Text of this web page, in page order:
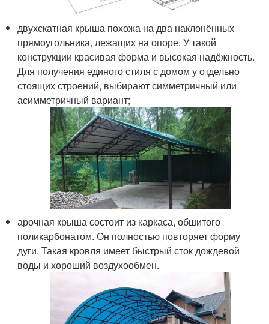
двухскатная крыша похожа на два наклонённых
прямоугольника, лежащих на опоре. У такой
конструкции красивая форма и высокая надёжность.
Для получения единого стиля с домом у отдельно
стоящих строений, выбирают симметричный или
асимметричный вариант;
арочная крыша состоит из каркаса, обшитого
поликарбонатом. Он полностью повторяет форму
дуги. Такая кровля имеет быстрый сток дождевой
воды и хороший воздухообмен.